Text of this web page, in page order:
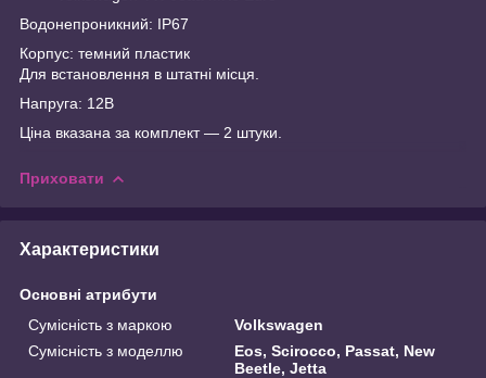
Водонепроникний: IP67
Корпус: темний пластик
Для встановлення в штатні місця.
Напруга: 12В
Ціна вказана за комплект — 2 штуки.
Приховати
Характеристики
Основні атрибути
Сумісність з маркою
Volkswagen
Сумісність з моделлю
Eos, Scirocco, Passat, New
Beetle, Jetta